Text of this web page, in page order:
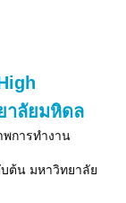
าลัยมหิดล
การทำงาน
ต้น มหาวิทยาลัย